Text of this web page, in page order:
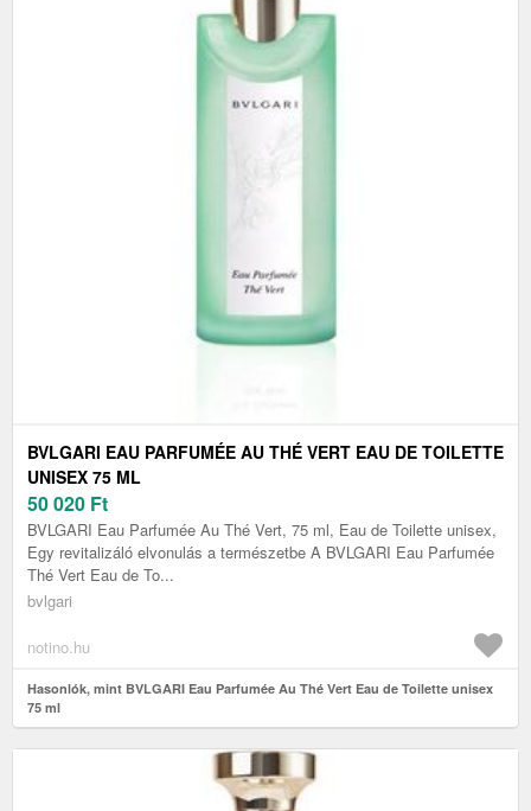
BVLGARI EAU PARFUMÉE AU THÉ VERT EAU DE TOILETTE
UNISEX 75 ML
50 020 Ft
BVLGARI Eau Parfumée Au Thé Vert, 75 ml, Eau de Toilette unisex,
Egy revitalizáló elvonulás a természetbe A BVLGARI Eau Parfumée
Thé Vert Eau de To...
bvlgari
notino.hu
Hasonlók, mint BVLGARI Eau Parfumée Au Thé Vert Eau de Toilette unisex
75 ml